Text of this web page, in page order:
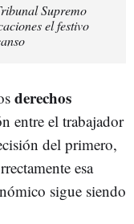
Supremo
el festivo
derechos
entre el trabajador
del primero,
esa
sigue siendo